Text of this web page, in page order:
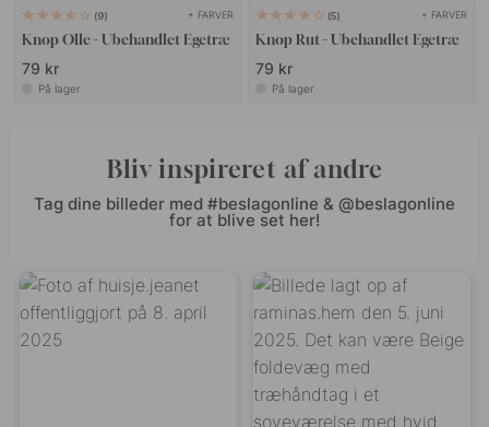
9 + FARVER
Knop Olle - Ubehandlet Egetræ
79 kr
På lager
5 + FARVER
Knop Rut - Ubehandlet Egetræ
79 kr
På lager
Bliv inspireret af andre
Tag dine billeder med #beslagonline & @beslagonline
for at blive set her!